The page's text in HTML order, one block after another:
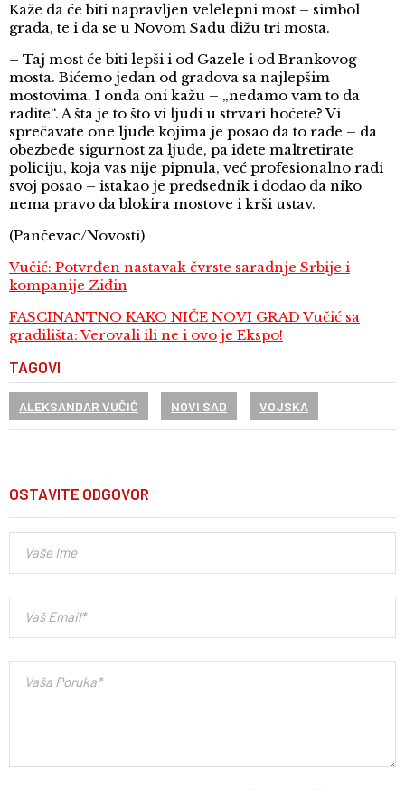
Kaže da će biti napravljen velelepni most – simbol
grada, te i da se u Novom Sadu dižu tri mosta.
– Taj most će biti lepši i od Gazele i od Brankovog
mosta. Bićemo jedan od gradova sa najlepšim
mostovima. I onda oni kažu – „nedamo vam to da
radite“. A šta je to što vi ljudi u strvari hoćete? Vi
sprečavate one ljude kojima je posao da to rade – da
obezbede sigurnost za ljude, pa idete maltretirate
policiju, koja vas nije pipnula, već profesionalno radi
svoj posao – istakao je predsednik i dodao da niko
nema pravo da blokira mostove i krši ustav.
(Pančevac/Novosti)
Vučić: Potvrđen nastavak čvrste saradnje Srbije i
kompanije Ziđin
FASCINANTNO KAKO NIČE NOVI GRAD Vučić sa
gradilišta: Verovali ili ne i ovo je Ekspo!
TAGOVI
ALEKSANDAR VUČIĆ NOVI SAD VOJSKA
OSTAVITE ODGOVOR